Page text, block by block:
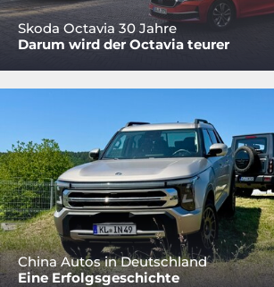
Skoda Octavia 30 Jahre
Darum wird der Octavia teurer
China Autos in Deutschland
Eine Erfolgsgeschichte